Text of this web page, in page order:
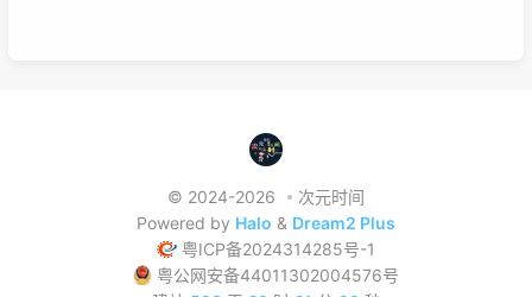
© 2024-2026
次元时间
Powered by Halo & Dream2 Plus
粤ICP备2024314285号-1
粤公网安备44011302004576号